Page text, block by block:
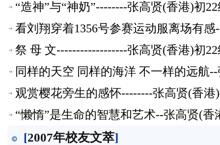
“造神”与“神奶”--------张高贤(香港)初
看刘翔穿着1356号参赛运动服离场有
祭 母 文------------------张高贤(香港)初
同样的天空 同样的海洋 不一样的远航
观赏樱花旁生的感怀--------张高贤(香港
“懒惰”是生命的智慧和艺术--张高贤(香
[2007年校友文萃]